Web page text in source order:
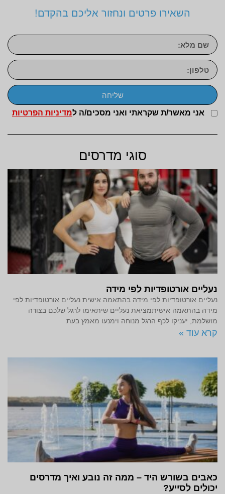
השאירו פרטים ונחזור אליכם בהקדם!
אני מאשר/ת שקראתי ואני מסכים/ה למדיניות הפרטיות
שליחה
סוגי מדרסים
נעליים אורטופדיות לפי מידה
נעליים אורטופדיות לפי מידה בהתאמה אישית נעליים אורטופדיות לפי
מידה בהתאמה אישיתמציאת נעליים שיתאימו לרגל שלכם בצורה
מושלמת, יעניקו לכף הרגל מנוחה וימנעו מאמץ בעת
קרא עוד »
כאבים בשורש היד – ממה זה נובע ואיך מדרסים
יכולים לסייע?